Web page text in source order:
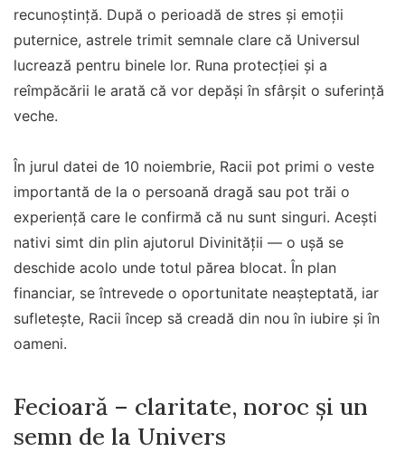
recunoștință. După o perioadă de stres și emoții
puternice, astrele trimit semnale clare că Universul
lucrează pentru binele lor. Runa protecției și a
reîmpăcării le arată că vor depăși în sfârșit o suferință
veche.
În jurul datei de 10 noiembrie, Racii pot primi o veste
importantă de la o persoană dragă sau pot trăi o
experiență care le confirmă că nu sunt singuri. Acești
nativi simt din plin ajutorul Divinității — o ușă se
deschide acolo unde totul părea blocat. În plan
financiar, se întrevede o oportunitate neașteptată, iar
sufletește, Racii încep să creadă din nou în iubire și în
oameni.
Fecioară – claritate, noroc și un
semn de la Univers